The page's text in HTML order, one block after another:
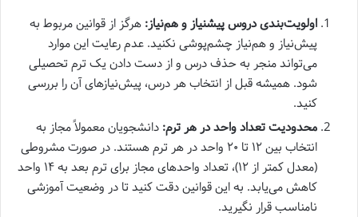
اولویت‌بندی دروس پیشنیاز و هم‌نیاز: هرگز از قوانین مربوط به
پیش‌نیاز و هم‌نیاز چشم‌پوشی نکنید. عدم رعایت این موارد
می‌تواند منجر به حذف درس و از دست دادن یک ترم تحصیلی
شود. همیشه قبل از انتخاب هر درس، پیش‌نیازهای آن را بررسی
کنید.
محدودیت تعداد واحد در هر ترم: دانشجویان معمولاً مجاز به
انتخاب بین ۱۲ تا ۲۰ واحد در هر ترم هستند. در صورت مشروطی
(معدل کمتر از ۱۲)، تعداد واحدهای مجاز برای ترم بعد به ۱۴ واحد
کاهش می‌یابد. به این قوانین دقت کنید تا در وضعیت آموزشی
نامناسب قرار نگیرید.